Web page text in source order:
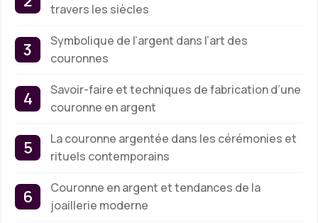
travers les siècles
Symbolique de l’argent dans l’art des
couronnes
Savoir-faire et techniques de fabrication d’une
couronne en argent
La couronne argentée dans les cérémonies et
rituels contemporains
Couronne en argent et tendances de la
joaillerie moderne